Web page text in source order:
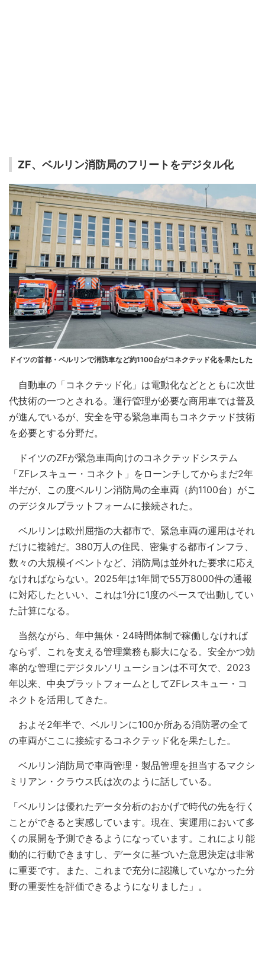
ZF、ベルリン消防局のフリートをデジタル化
ドイツの首都・ベルリンで消防車など約1100台がコネクテッド化を果たした
自動車の「コネクテッド化」は電動化などとともに次世
代技術の一つとされる。運行管理が必要な商用車では普及
が進んでいるが、安全を守る緊急車両もコネクテッド技術
を必要とする分野だ。
ドイツのZFが緊急車両向けのコネクテッドシステム
「ZFレスキュー・コネクト」をローンチしてからまだ2年
半だが、この度ベルリン消防局の全車両（約1100台）がこ
のデジタルプラットフォームに接続された。
ベルリンは欧州屈指の大都市で、緊急車両の運用はそれ
だけに複雑だ。380万人の住民、密集する都市インフラ、
数々の大規模イベントなど、消防局は並外れた要求に応え
なければならない。2025年は1年間で55万8000件の通報
に対応したといい、これは1分に1度のペースで出動してい
た計算になる。
当然ながら、年中無休・24時間体制で稼働しなければ
ならず、これを支える管理業務も膨大になる。安全かつ効
率的な管理にデジタルソリューションは不可欠で、2023
年以来、中央プラットフォームとしてZFレスキュー・コ
ネクトを活用してきた。
およそ2年半で、ベルリンに100か所ある消防署の全て
の車両がここに接続するコネクテッド化を果たした。
ベルリン消防局で車両管理・製品管理を担当するマクシ
ミリアン・クラウス氏は次のように話している。
「ベルリンは優れたデータ分析のおかげで時代の先を行く
ことができると実感しています。現在、実運用において多
くの展開を予測できるようになっています。これにより能
動的に行動できますし、データに基づいた意思決定は非常
に重要です。また、これまで充分に認識していなかった分
野の重要性を評価できるようになりました」。